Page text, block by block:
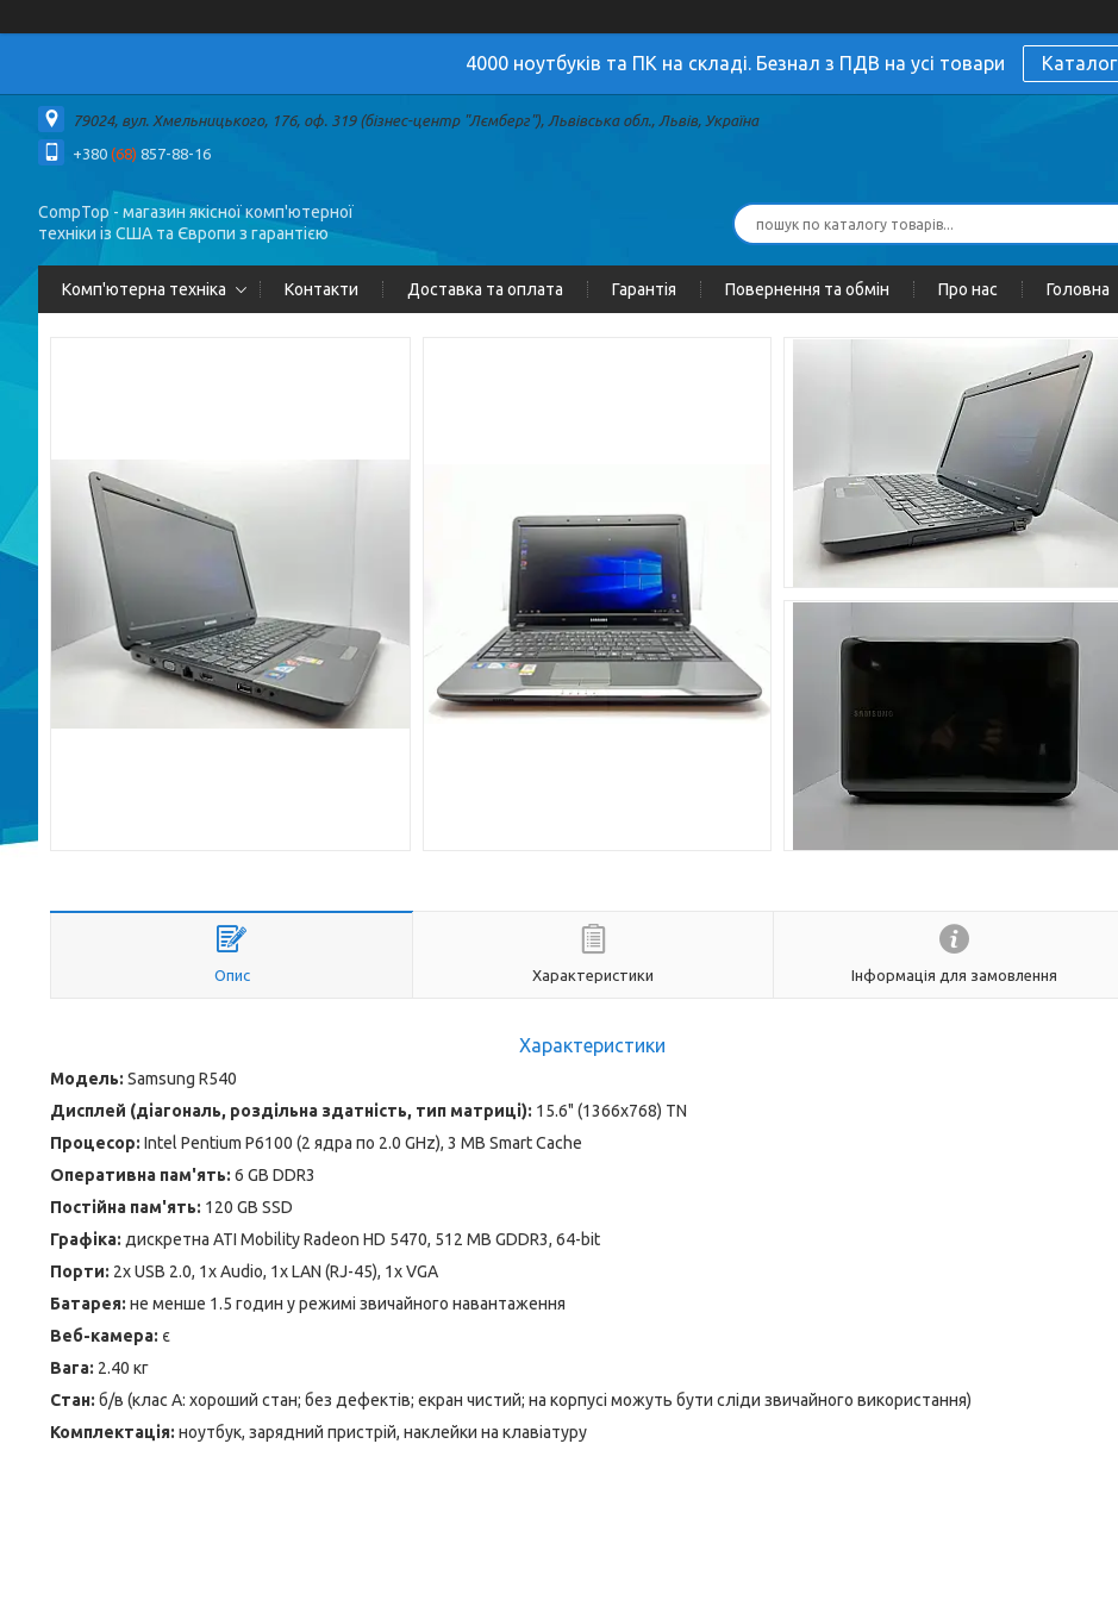
4000 ноутбуків та ПК на складі. Безнал з ПДВ на усі товари Каталог
79024, вул. Хмельницького, 176, оф. 319 (бізнес-центр "Лємберг"), Львівська обл., Львів, Україна
+380 (68) 857-88-16
CompTop - магазин якісної комп'ютерної
техніки із США та Європи з гарантією
Комп'ютерна техніка Контакти Доставка та оплата Гарантія Повернення та обмін Про нас Головна
Опис Характеристики Інформація для замовлення
Характеристики
Модель: Samsung R540
Дисплей (діагональ, роздільна здатність, тип матриці): 15.6" (1366х768) TN
Процесор: Intel Pentium P6100 (2 ядра по 2.0 GHz), 3 MB Smart Cache
Оперативна пам'ять: 6 GB DDR3
Постійна пам'ять: 120 GB SSD
Графіка: дискретна ATI Mobility Radeon HD 5470, 512 MB GDDR3, 64-bit
Порти: 2x USB 2.0, 1x Audio, 1x LAN (RJ-45), 1x VGA
Батарея: не менше 1.5 годин у режимі звичайного навантаження
Веб-камера: є
Вага: 2.40 кг
Стан: б/в (клас А: хороший стан; без дефектів; екран чистий; на корпусі можуть бути сліди звичайного використання)
Комплектація: ноутбук, зарядний пристрій, наклейки на клавіатуру